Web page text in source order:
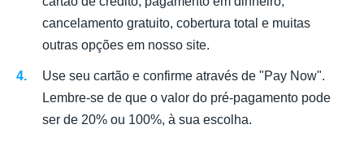
cancelamento gratuito, cobertura total e muitas
outras opções em nosso site.
Use seu cartão e confirme através de "Pay Now".
Lembre-se de que o valor do pré-pagamento pode
ser de 20% ou 100%, à sua escolha.